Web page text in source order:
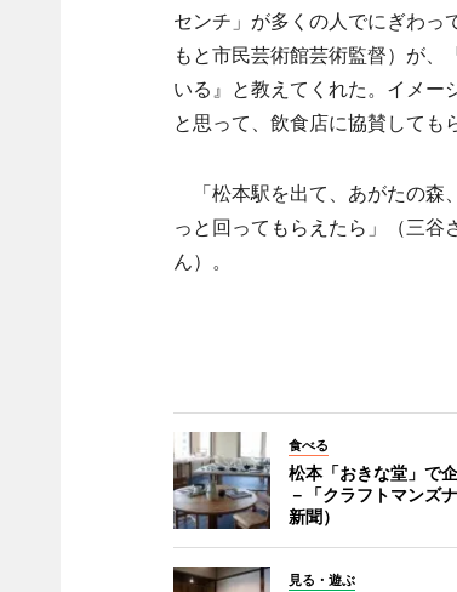
センチ」が多くの人でにぎわっ
もと市民芸術館芸術監督）が
いる』と教えてくれた。イメー
と思って、飲食店に協賛しても
「松本駅を出て、あがたの森
っと回ってもらえたら」（三谷
ん）。
食べる
松本「おきな堂」で
－「クラフトマンズ
新聞）
見る・遊ぶ